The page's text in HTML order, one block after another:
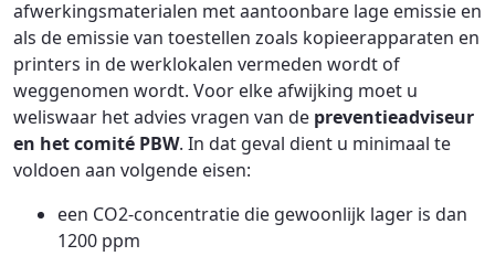
afwerkingsmaterialen met aantoonbare lage emissie en
als de emissie van toestellen zoals kopieerapparaten en
printers in de werklokalen vermeden wordt of
weggenomen wordt. Voor elke afwijking moet u
weliswaar het advies vragen van de preventieadviseur
en het comité PBW. In dat geval dient u minimaal te
voldoen aan volgende eisen:
een CO2-concentratie die gewoonlijk lager is dan
1200 ppm